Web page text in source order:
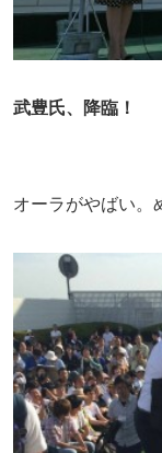
武豊氏、降臨！
オーラがやばい。